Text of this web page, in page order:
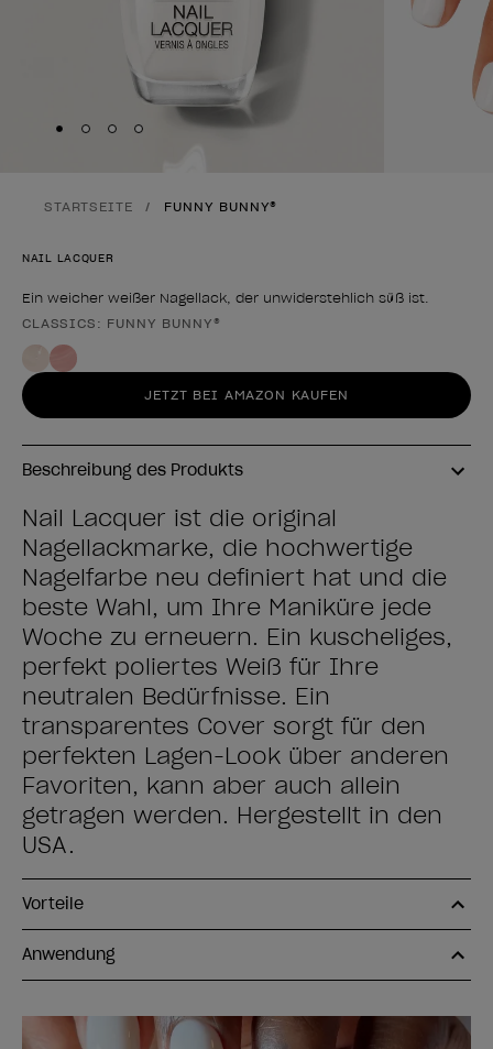
Skip to slide
Skip to slide
Skip to slide
Skip to slide
STARTSEITE FUNNY BUNNY®
NAIL LACQUER
Ein weicher weißer Nagellack, der unwiderstehlich süß ist.
Form des Produkts
CLASSICS: FUNNY BUNNY®
JETZT BEI AMAZON KAUFEN
Beschreibung des Produkts
Nail Lacquer ist die original
Nagellackmarke, die hochwertige
Nagelfarbe neu definiert hat und die
beste Wahl, um Ihre Maniküre jede
Woche zu erneuern. Ein kuscheliges,
perfekt poliertes Weiß für Ihre
neutralen Bedürfnisse. Ein
transparentes Cover sorgt für den
perfekten Lagen-Look über anderen
Favoriten, kann aber auch allein
getragen werden. Hergestellt in den
USA.
Vorteile
Anwendung